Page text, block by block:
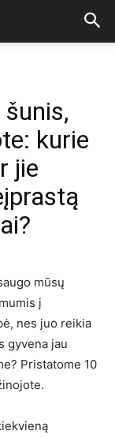
kurie
jie
mūsų
į
nes juo reikia
gyvena jau
Pristatome 10